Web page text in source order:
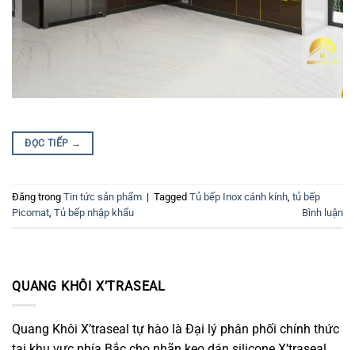
ĐỌC TIẾP →
Đăng trong Tin tức sản phẩm | Tagged Tủ bếp Inox cánh kính tủ bếp
Picomat Tủ bếp nhập khẩu Bình luận
QUANG KHÔI X’TRASEAL
Quang Khôi X’traseal tự hào là Đại lý phân phối chính thức